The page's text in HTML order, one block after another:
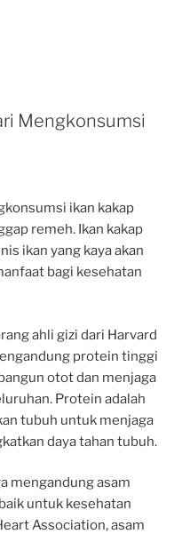
Mengkonsumsi
ikan kakap
remeh. Ikan kakap
ikan yang kaya akan
bagi kesehatan
ahli gizi dari Harvard
protein tinggi
otot dan menjaga
Protein adalah
tubuh untuk menjaga
daya tahan tubuh.
mengandung asam
untuk kesehatan
Association, asam